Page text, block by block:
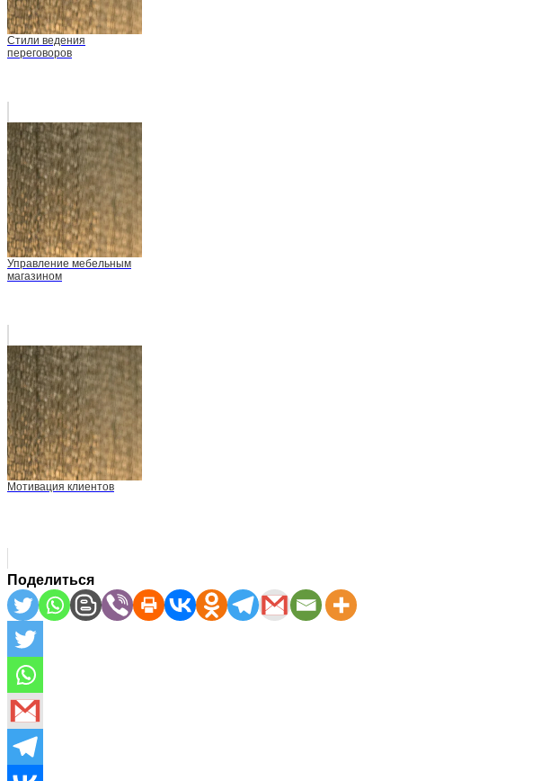
Стили ведения
переговоров
Управление мебельным
магазином
Мотивация клиентов
Поделиться